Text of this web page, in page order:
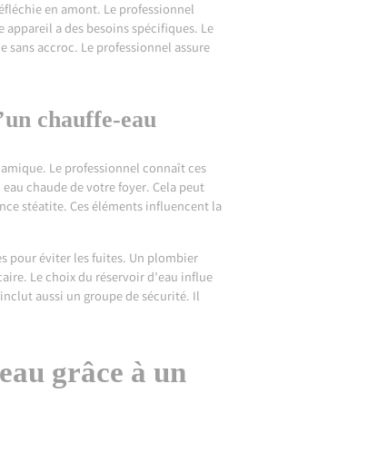
en amont. Le professionnel
a des besoins spécifiques. Le
accroc. Le professionnel assure
chauffe-eau
Le professionnel connaît ces
chaude de votre foyer. Cela peut
stéatite. Ces éléments influencent la
pour éviter les fuites. Un plombier
Le choix du réservoir d’eau influe
aussi un groupe de sécurité. Il
grâce à un